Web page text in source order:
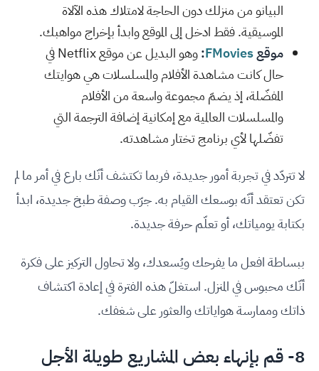
البيانو من منزلك دون الحاجة لامتلاك هذه الآلاة
الموسيقية. فقط ادخل إلى الموقع وابدأ بإخراج مواهبك.
موقعFMovies
:
وهو البديل عن موقع Netflix في
حال كانت مشاهدة الأفلام والمسلسلات هي هوايتك
المفضّلة، إذ يضمّ مجموعة واسعة من الأفلام
والمسلسلات العالمية مع إمكانية إضافة الترجمة التي
تفضّلها لأي برنامج تختار مشاهدته.
لا تتردّد في تجربة أمور جديدة، فربما تكتشف أنّك بارع في أمر ما لم
تكن تعتقد أنّه بوسعك القيام به. جرّب وصفة طبخ جديدة، ابدأ
بكتابة يومياتك، أو تعلّم حرفة جديدة.
ببساطة افعل ما يفرحك ويُسعدك، ولا تحاول التركيز على فكرة
أنّك محبوس في المنزل. استغلّ هذه الفترة في إعادة اكتشاف
ذاتك وممارسة هواياتك والعثور على شغفك.
8- قم بإنهاء بعض المشاريع طويلة الأجل